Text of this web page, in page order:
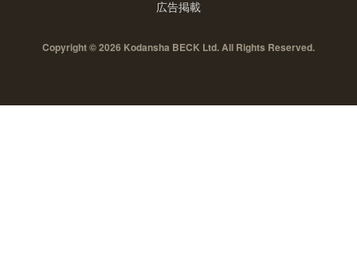
広告掲載
Copyright © 2026 Kodansha BECK Ltd. All Rights Reserved.